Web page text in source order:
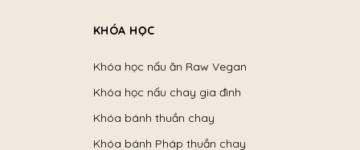
KHÓA HỌC
Khóa học nấu ăn Raw Vegan
Khóa học nấu chay gia đình
Khóa bánh thuần chay
Khóa bánh Pháp thuần chay